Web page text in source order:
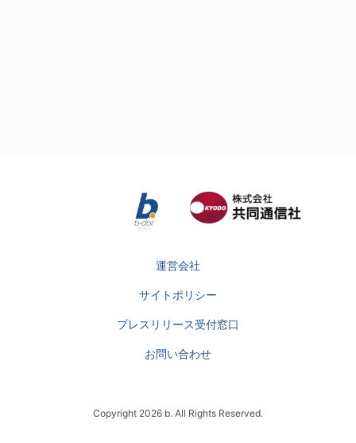
運営会社
サイトポリシー
プレスリリース受付窓口
お問い合わせ
Copyright 2026 b. All Rights Reserved.